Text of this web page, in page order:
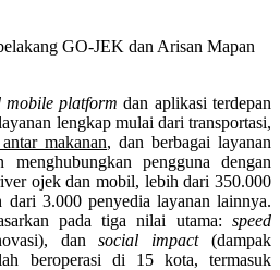
GO-JEK dan Arisan Mapan
mobile platform dan aplikasi terdepan
lengkap mulai dari transportasi,
makanan, dan berbagai layanan
menghubungkan pengguna dengan
ojek dan mobil, lebih dari 350.000
dari 3.000 penyedia layanan lainnya.
pada tiga nilai utama: speed
dansocial impact(dampak
beroperasi di 15 kota, termasuk